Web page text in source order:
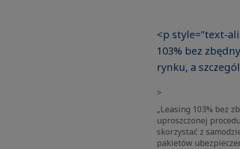
<p style="text-
103% bez
rynku, a
>
„Leasing 103% bez
uproszczonej
skorzystać z
pakietów